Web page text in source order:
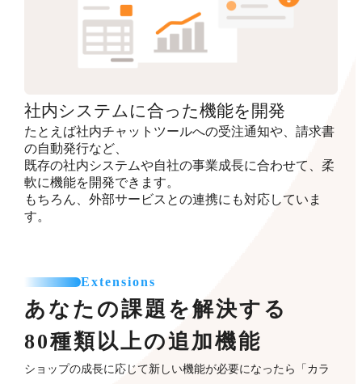
社内システムに合った機能を開発
たとえば社内チャットツールへの受注通知や、請求書
の自動発行など、
既存の社内システムや自社の事業成長に合わせて、柔
軟に機能を開発できます。
もちろん、外部サービスとの連携にも対応していま
す。
Extensions
あなたの課題を解決する
80種類以上の追加機能
ショップの成長に応じて新しい機能が必要になったら「カラ